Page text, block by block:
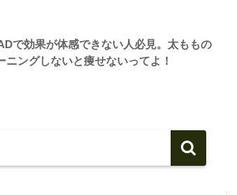
で効果が体感できない人必見。太ももの
ニングしないと痩せないってよ！